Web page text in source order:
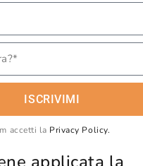
accetti la Privacy Policy.
ISCRIVIMI